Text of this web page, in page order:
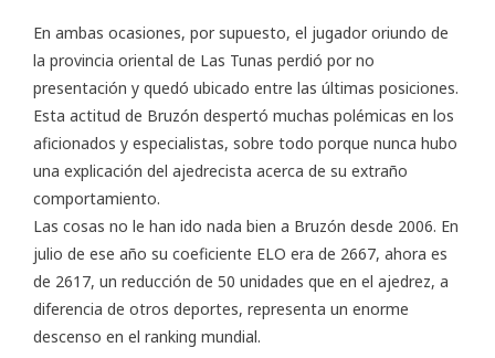
En ambas ocasiones, por supuesto, el jugador oriundo de
la provincia oriental de Las Tunas perdió por no
presentación y quedó ubicado entre las últimas posiciones.
Esta actitud de Bruzón despertó muchas polémicas en los
aficionados y especialistas, sobre todo porque nunca hubo
una explicación del ajedrecista acerca de su extraño
comportamiento.
Las cosas no le han ido nada bien a Bruzón desde 2006. En
julio de ese año su coeficiente ELO era de 2667, ahora es
de 2617, un reducción de 50 unidades que en el ajedrez, a
diferencia de otros deportes, representa un enorme
descenso en el ranking mundial.